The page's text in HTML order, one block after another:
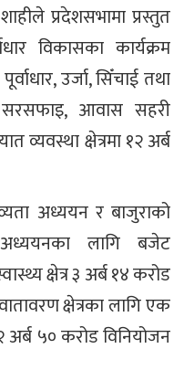
प्रदेशसभामा प्रस्तुत
विकासका कार्यक्रम
उर्जा, सिँचाई तथा
सरसफाइ, आवास सहरी
व्यवस्था क्षेत्रमा १२ अर्ब
अध्ययन र बाजुराको
लागि बजेट
क्षेत्र ३ अर्ब १४ करोड
क्षेत्रका लागि एक
अर्ब ५० करोड विनियोजन